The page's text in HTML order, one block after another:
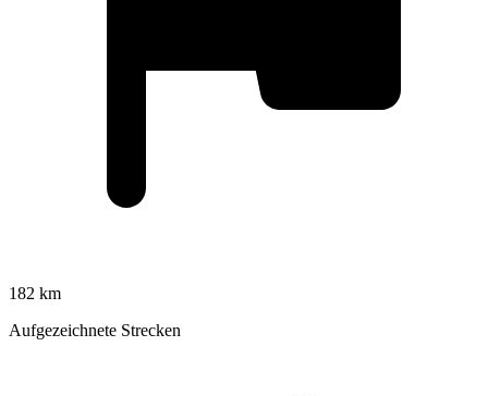
182 km
Aufgezeichnete Strecken